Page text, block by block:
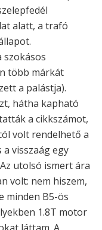
alatt, a trafó
szokásos
több márkát
a palástja).
hátha kapható
a cikkszámot,
volt rendelhető a
visszaág egy
utolsó ismert ára
volt: nem hiszem,
minden B5-ös
1.8T motor
láttam. A